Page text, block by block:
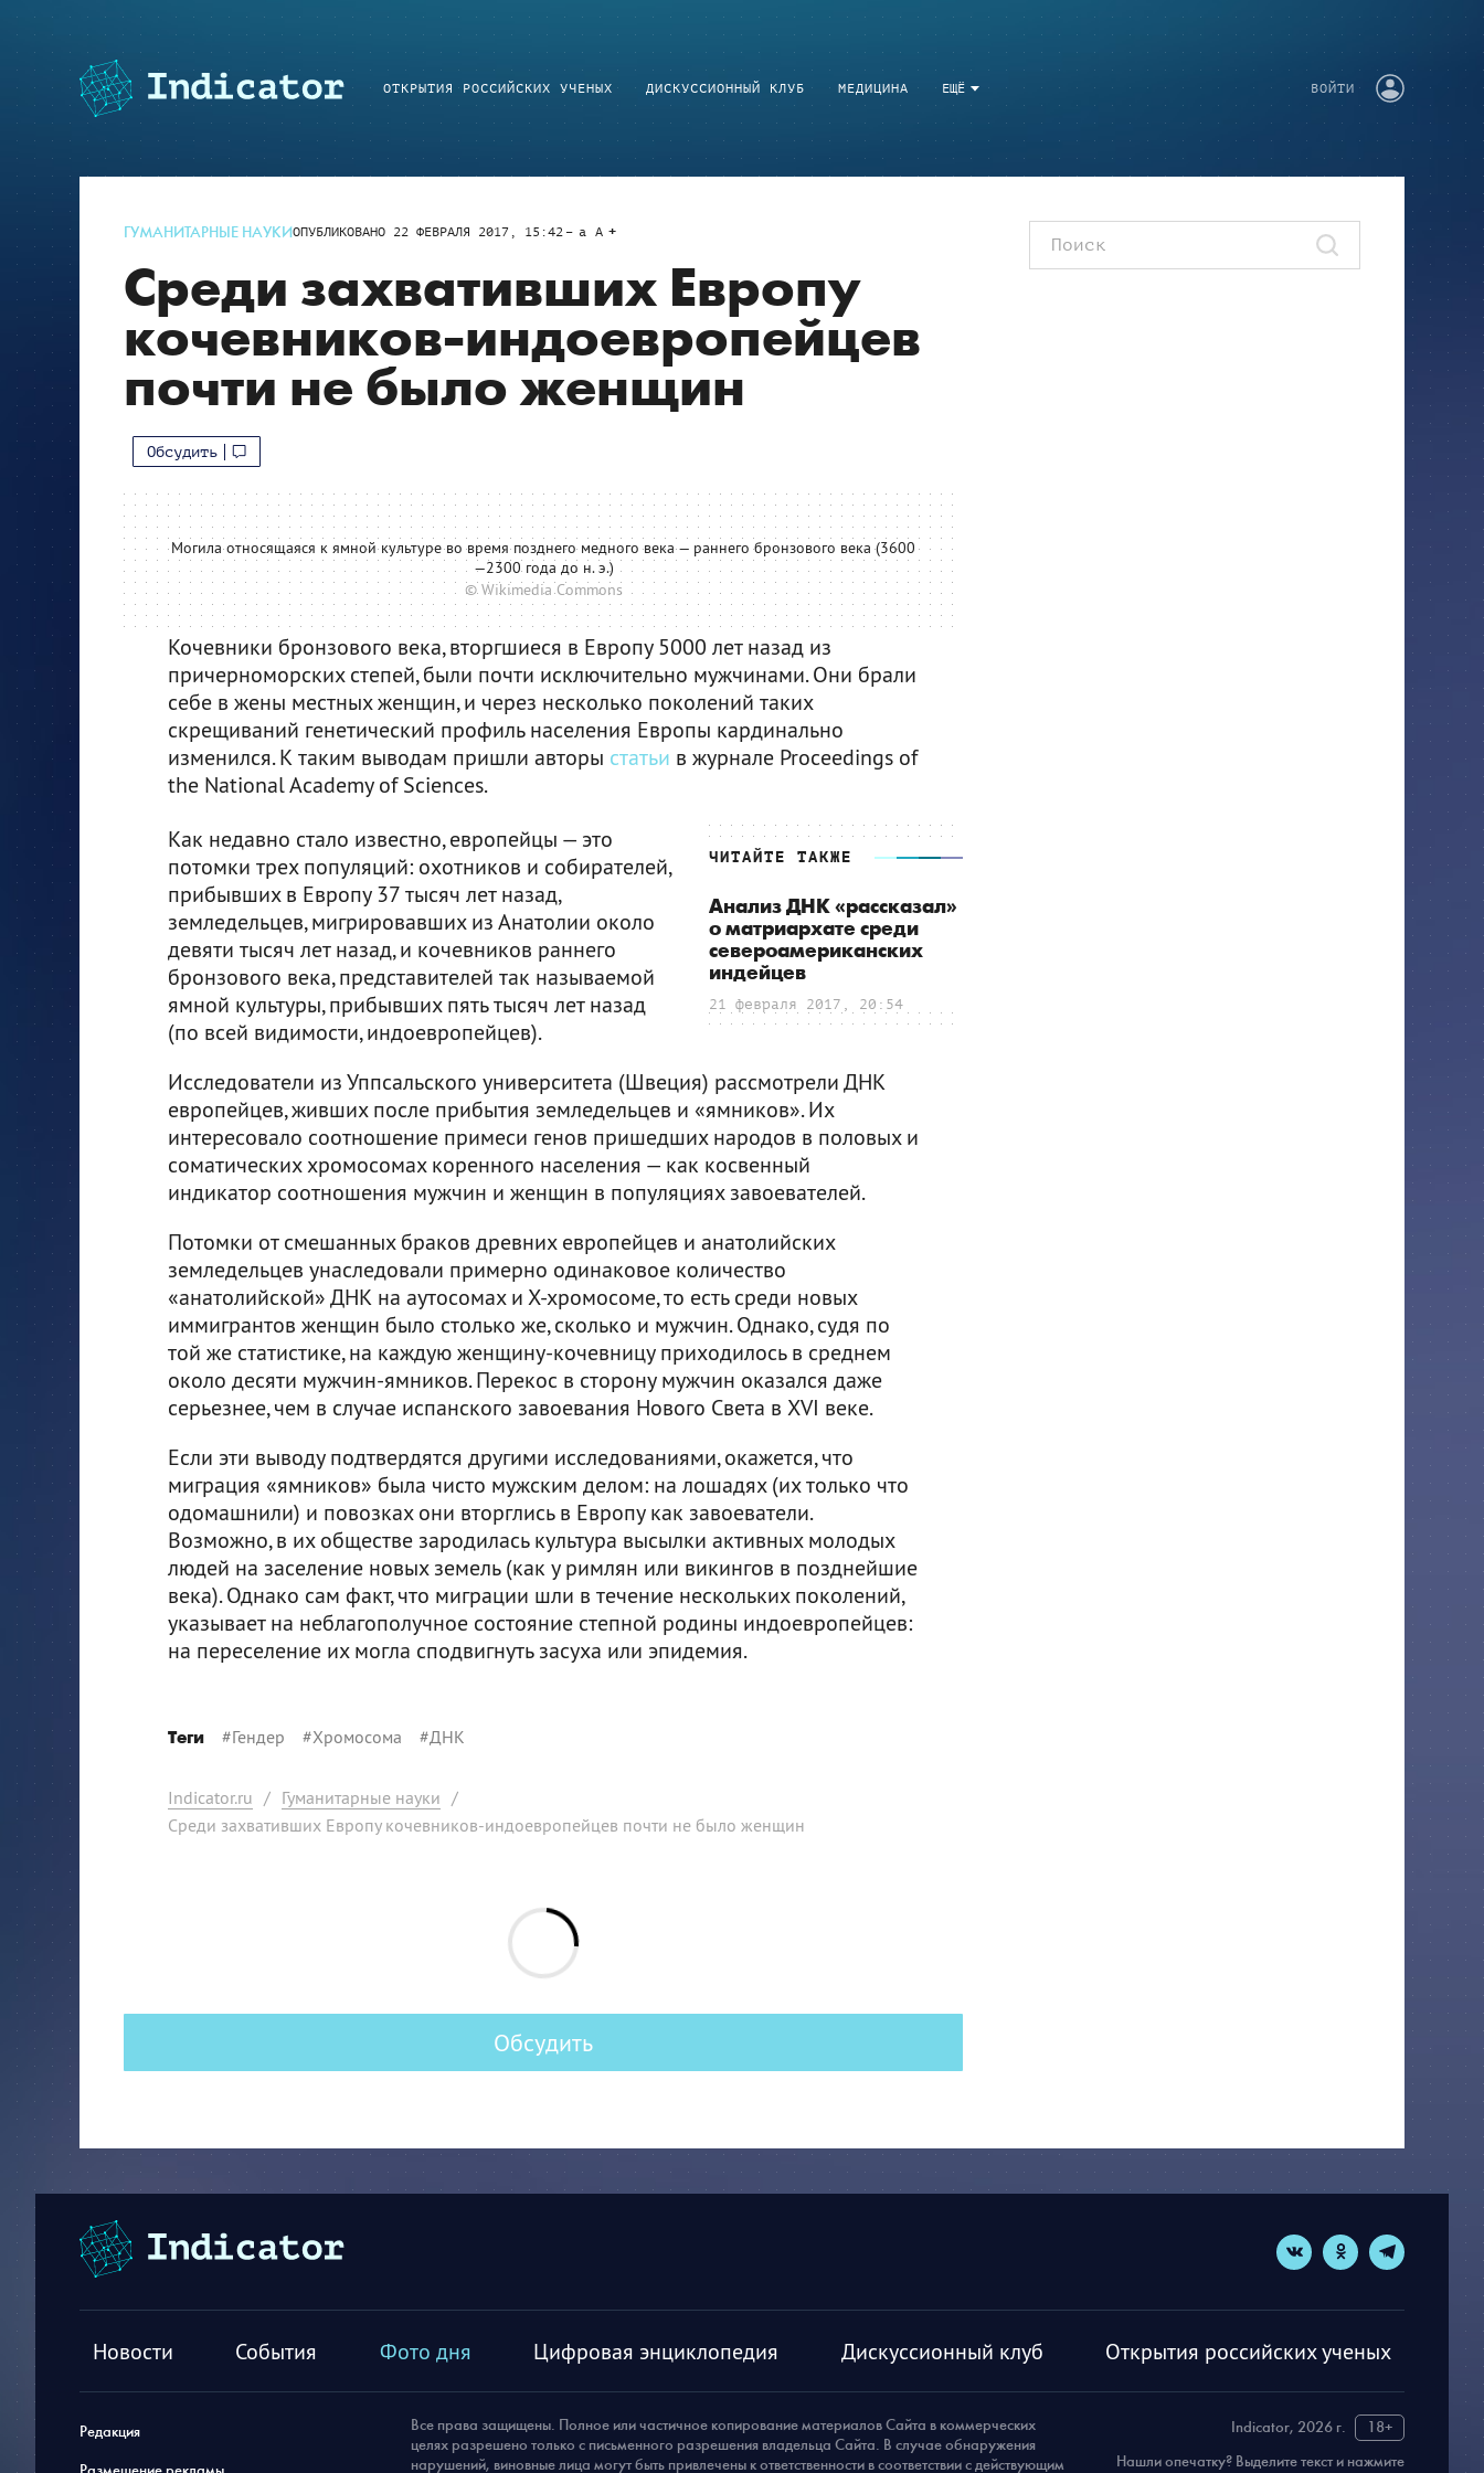
ЕЩЁ
ОТКРЫТИЯ РОССИЙСКИХ УЧЕНЫХ ДИСКУССИОННЫЙ КЛУБ МЕДИЦИНА ВОЙТИ
ГУМАНИТАРНЫЕ НАУКИОПУБЛИКОВАНО 22 ФЕВРАЛЯ 2017, 15:42 a A
Среди захвативших Европу
кочевников-индоевропейцев
почти не было женщин
Обсудить
Могила относящаяся к ямной культуре во время позднего медного века — раннего бронзового века (3600
—2300 года до н. э.)
© Wikimedia Commons
Кочевники бронзового века, вторгшиеся в Европу 5000 лет назад из
причерноморских степей, были почти исключительно мужчинами. Они брали
себе в жены местных женщин, и через несколько поколений таких
скрещиваний генетический профиль населения Европы кардинально
изменился. К таким выводам пришли авторы статьи в журнале Proceedings of
the National Academy of Sciences.
ЧИТАЙТЕ ТАКЖЕ
Анализ ДНК «рассказал»
о матриархате среди
североамериканских
индейцев
21 февраля 2017, 20:54
Как недавно стало известно, европейцы — это
потомки трех популяций: охотников и собирателей,
прибывших в Европу 37 тысяч лет назад,
земледельцев, мигрировавших из Анатолии около
девяти тысяч лет назад, и кочевников раннего
бронзового века, представителей так называемой
ямной культуры, прибывших пять тысяч лет назад
(по всей видимости, индоевропейцев).
Исследователи из Уппсальского университета (Швеция) рассмотрели ДНК
европейцев, живших после прибытия земледельцев и «ямников». Их
интересовало соотношение примеси генов пришедших народов в половых и
соматических хромосомах коренного населения — как косвенный
индикатор соотношения мужчин и женщин в популяциях завоевателей.
Потомки от смешанных браков древних европейцев и анатолийских
земледельцев унаследовали примерно одинаковое количество
«анатолийской» ДНК на аутосомах и Х-хромосоме, то есть среди новых
иммигрантов женщин было столько же, сколько и мужчин. Однако, судя по
той же статистике, на каждую женщину-кочевницу приходилось в среднем
около десяти мужчин-ямников. Перекос в сторону мужчин оказался даже
серьезнее, чем в случае испанского завоевания Нового Света в XVI веке.
Если эти выводу подтвердятся другими исследованиями, окажется, что
миграция «ямников» была чисто мужским делом: на лошадях (их только что
одомашнили) и повозках они вторглись в Европу как завоеватели.
Возможно, в их обществе зародилась культура высылки активных молодых
людей на заселение новых земель (как у римлян или викингов в позднейшие
века). Однако сам факт, что миграции шли в течение нескольких поколений,
указывает на неблагополучное состояние степной родины индоевропейцев:
на переселение их могла сподвигнуть засуха или эпидемия.
Теги #Гендер #Хромосома #ДНК
Indicator.ru / Гуманитарные науки /
Среди захвативших Европу кочевников-индоевропейцев почти не было женщин
Обсудить
Новости События Фото дня Цифровая энциклопедия Дискуссионный клуб Открытия российских ученых
Редакция Indicator, 2026 г.
18+
Нашли опечатку? Выделите текст и нажмите
Все права защищены. Полное или частичное копирование материалов Сайта в коммерческих
целях разрешено только с письменного разрешения владельца Сайта. В случае обнаружения
нарушений, виновные лица могут быть привлечены к ответственности в соответствии с действующим